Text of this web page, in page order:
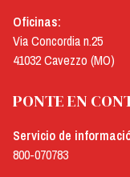
Oficinas:
Via Concordia n.25
41032 Cavezzo (MO)
PONTE EN
Servicio de
800-070783